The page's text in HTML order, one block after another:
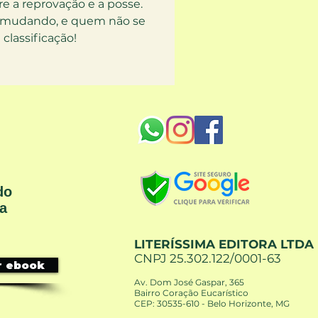
a reprovação e a posse.
e quem não se
ebook
LITERÍSSIMA EDITORA LTDA
CNPJ 25.302.122/0001-63
Av. Dom José Gaspar, 365
Bairro Coração Eucarístico
CEP: 30535-610 - Belo Horizonte, MG ​